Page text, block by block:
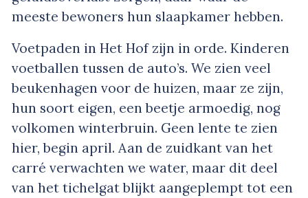
meeste bewoners hun slaapkamer hebben.
Voetpaden in Het Hof zijn in orde. Kinderen
voetballen tussen de auto’s. We zien veel
beukenhagen voor de huizen, maar ze zijn,
hun soort eigen, een beetje armoedig, nog
volkomen winterbruin. Geen lente te zien
hier, begin april. Aan de zuidkant van het
carré verwachten we water, maar dit deel
van het tichelgat blijkt aangeplempt tot een